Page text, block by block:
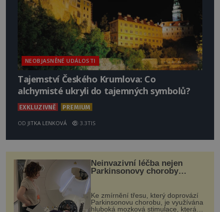
NEOBJASNĚNÉ UDÁLOSTI
Tajemství Českého Krumlova: Co
alchymisté ukryli do tajemných symbolů?
EXKLUZIVNĚ PREMIUM
OD JITKA LENKOVÁ 3.3TIS
Neinvazivní léčba nejen
Parkinsonovy choroby
Ke zmírnění třesu, který doprovází
Parkinsonovu chorobu, je využívána
hluboká mozková stimulace, která